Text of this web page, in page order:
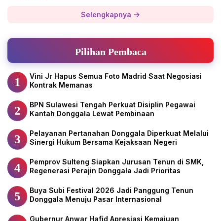
Selengkapnya
Pilihan Pembaca
1
Vini Jr Hapus Semua Foto Madrid Saat Negosiasi
Kontrak Memanas
2
BPN Sulawesi Tengah Perkuat Disiplin Pegawai
Kantah Donggala Lewat Pembinaan
3
Pelayanan Pertanahan Donggala Diperkuat Melalui
Sinergi Hukum Bersama Kejaksaan Negeri
4
Pemprov Sulteng Siapkan Jurusan Tenun di SMK,
Regenerasi Perajin Donggala Jadi Prioritas
5
Buya Subi Festival 2026 Jadi Panggung Tenun
Donggala Menuju Pasar Internasional
Gubernur Anwar Hafid Apresiasi Kemajuan